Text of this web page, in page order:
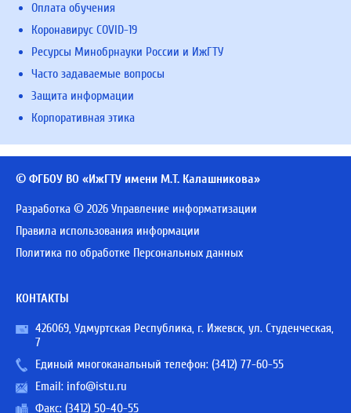
Оплата обучения
Коронавирус COVID-19
Ресурсы Минобрнауки России и ИжГТУ
Часто задаваемые вопросы
Защита информации
Корпоративная этика
© ФГБОУ ВО «ИжГТУ имени М.Т. Калашникова»
Разработка © 2026 Управление информатизации
Правила использования информации
Политика по обработке Персональных данных
КОНТАКТЫ
426069, Удмуртская Республика, г. Ижевск, ул. Студенческая,
7
Единый многоканальный телефон: (3412) 77-60-55
Email: info@istu.ru
Факс: (3412) 50-40-55